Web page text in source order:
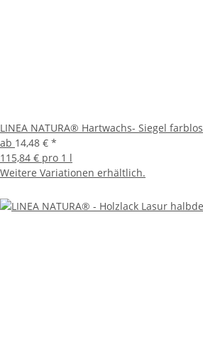
LINEA NATURA® Hartwachs- Siegel farblos
ab 14,48 € *
115,84 € pro 1 l
Weitere Variationen erhältlich.